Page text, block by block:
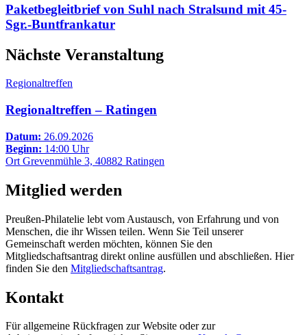
Paketbegleitbrief von Suhl nach Stralsund mit 45-
Sgr.-Buntfrankatur
Nächste Veranstaltung
Regionaltreffen
Regionaltreffen – Ratingen
Datum: 26.09.2026
Beginn: 14:00 Uhr
Ort Grevenmühle 3, 40882 Ratingen
Mitglied werden
Preußen-Philatelie lebt vom Austausch, von Erfahrung und von
Menschen, die ihr Wissen teilen. Wenn Sie Teil unserer
Gemeinschaft werden möchten, können Sie den
Mitgliedschaftsantrag direkt online ausfüllen und abschließen. Hier
finden Sie den Mitgliedschaftsantrag.
Kontakt
Für allgemeine Rückfragen zur Website oder zur